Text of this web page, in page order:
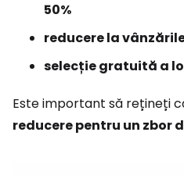
50%
reducere la
selecție gratuită a
Este important să rețineți
reducere pentru un zbor